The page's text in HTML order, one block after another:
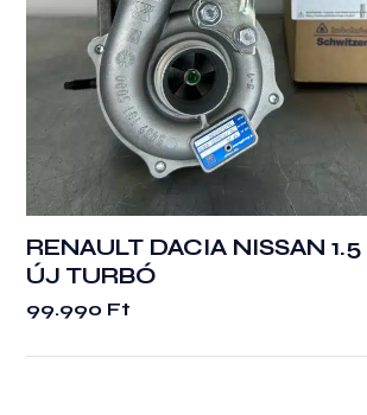
RENAULT DACIA NISSAN
ÚJ TURBÓ
99.990 Ft